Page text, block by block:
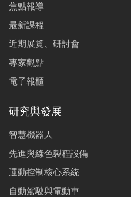
焦點報導
最新課程
近期展覽、研討會
專家觀點
電子報櫃
研究與發展
智慧機器人
先進與綠色製程設備
運動控制核心系統
自動駕駛與電動車